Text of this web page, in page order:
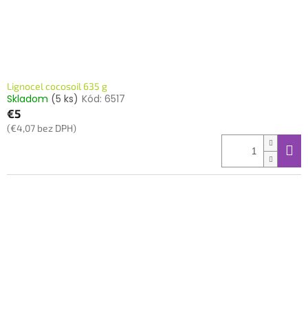
Lignocel cocosoil 635 g
Skladom (5 ks) Kód: 6517
€5
(€4,07 bez DPH)